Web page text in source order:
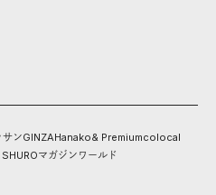
サンGINZAHanako& Premiumcolocal
SHUROマガジンワールド